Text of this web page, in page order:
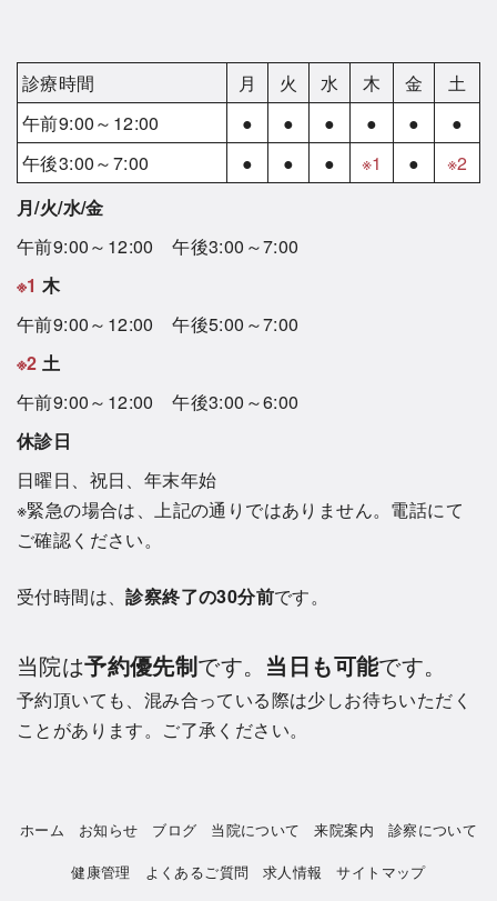
診療時間 月 火 水 木 金
土
午前9:00～12:00
● ● ● ● ●
●
午後3:00～7:00
● ● ● ※1 ●
※2
月/火/水/金
午前9:00～12:00 午後3:00～7:00
※1 木
午前9:00～12:00 午後5:00～7:00
※2 土
午前9:00～12:00 午後3:00～6:00
休診日
日曜日、祝日、年末年始
※緊急の場合は、上記の通りではありません。電話にて
ご確認ください。
受付時間は、診察終了の30分前です。
当院は予約優先制です。 当日も可能です。
予約頂いても、混み合っている際は少しお待ちいただく
ことがあります。ご了承ください。
ホーム お知らせ ブログ 当院について 来院案内
診察について
健康管理
よくあるご質問 求人情報 サイトマップ